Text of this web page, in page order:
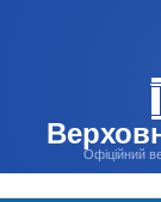
Офіційний